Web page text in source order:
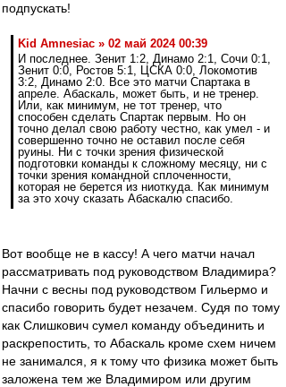
подпускать!
Kid Amnesiac » 02 май 2024 00:39
И последнее. Зенит 1:2, Динамо 2:1, Сочи 0:1,
Зенит 0:0, Ростов 5:1, ЦСКА 0:0, Локомотив
3:2, Динамо 2:0. Все это матчи Спартака в
апреле. Абаскаль, может быть, и не тренер.
Или, как минимум, не тот тренер, что
способен сделать Спартак первым. Но он
точно делал свою работу честно, как умел - и
совершенно точно не оставил после себя
руины. Ни с точки зрения физической
подготовки команды к сложному месяцу, ни с
точки зрения командной сплоченности,
которая не берется из ниоткуда. Как минимум
за это хочу сказать Абаскалю спасибо.
Вот вообще не в кассу! А чего матчи начал
рассматривать под руководством Владимира?
Начни с весны под руководством Гильермо и
спасибо говорить будет незачем. Судя по тому
как Слишкович сумел команду объединить и
раскрепостить, то Абаскаль кроме схем ничем
не занимался, я к тому что физика может быть
заложена тем же Владимиром или другим